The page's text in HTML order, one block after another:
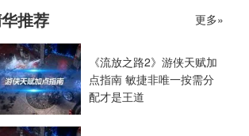
推荐 更多»
《流放之路2》游侠天赋加
点指南 敏捷非唯一按需分
配才是王道